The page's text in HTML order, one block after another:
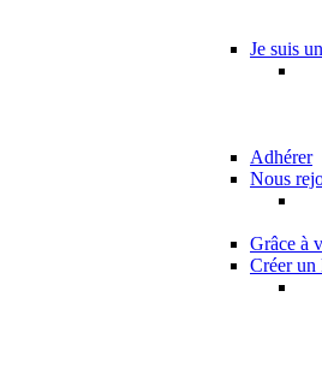
Je suis
Adhérer
Nous
Grâce à
Créer un